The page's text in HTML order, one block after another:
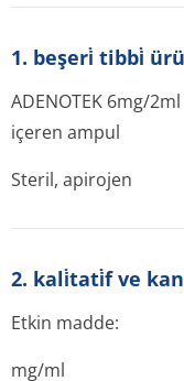
1. beşeri̇ tibbi̇
ADENOTEK 6mg/
içeren ampul
Steril, apirojen
2. kali̇tati̇f ve
Etkin madde:
mg/ml